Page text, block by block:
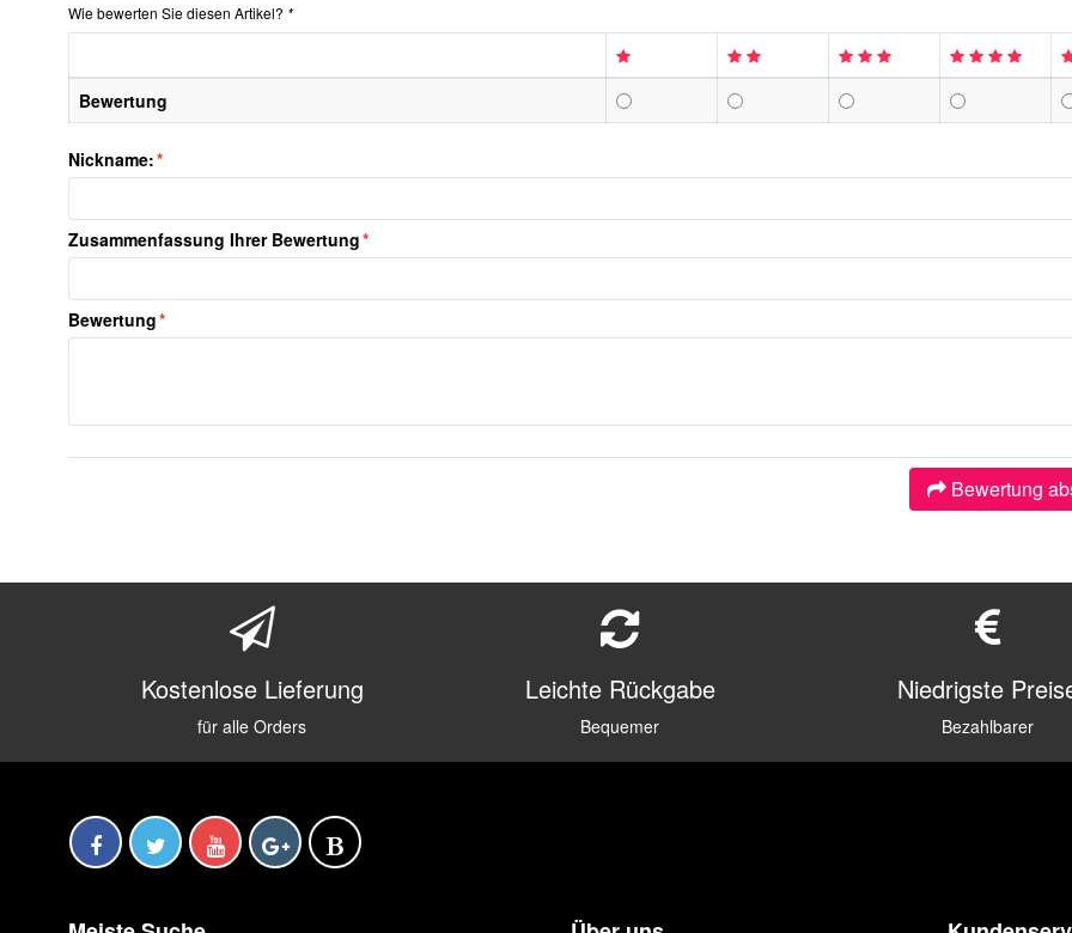
Wie bewerten Sie diesen Artikel? *
Bewertung
*
Nickname:
*
Zusammenfassung Ihrer Bewertung
*
Bewertung
Bewertung
Kostenlose Lieferung
für alle Orders
Leichte Rückgabe
Bequemer
Niedrigste
Bezahlbarer